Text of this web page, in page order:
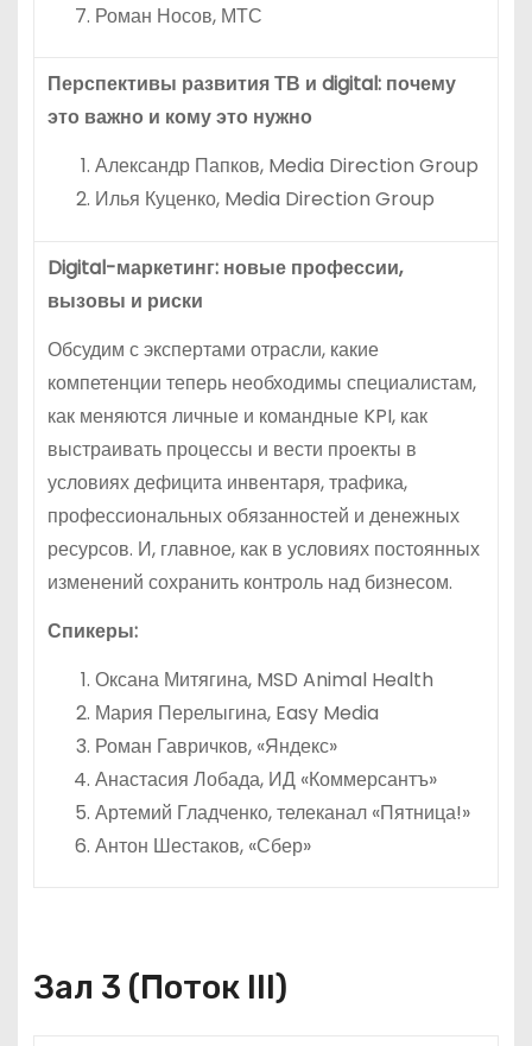
Роман Носов, МТС
Перспективы развития ТВ и digital: почему
это важно и кому это нужно
Александр Папков, Media Direction Group
Илья Куценко, Media Direction Group
Digital-маркетинг: новые профессии,
вызовы и риски
Обсудим с экспертами отрасли, какие
компетенции теперь необходимы специалистам,
как меняются личные и командные KPI, как
выстраивать процессы и вести проекты в
условиях дефицита инвентаря, трафика,
профессиональных обязанностей и денежных
ресурсов. И, главное, как в условиях постоянных
изменений сохранить контроль над бизнесом.
Спикеры:
Оксана Митягина, MSD Animal Health
Мария Перелыгина, Easy Media
Роман Гавричков, «Яндекс»
Анастасия Лобада, ИД «Коммерсантъ»
Артемий Гладченко, телеканал «Пятница!»
Антон Шестаков, «Сбер»
Зал 3 (Поток III)